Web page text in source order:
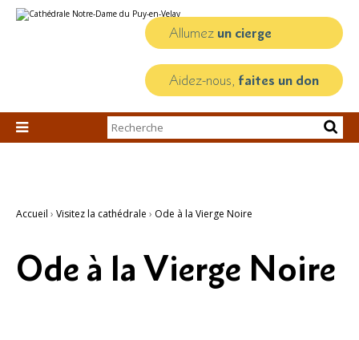
au
personnels
Allumez un cierge
Aidez-nous, faites un don

Chercher par
Recherche
Accueil › Visitez la cathédrale › Ode à la Vierge Noire
Ode à la Vierge Noire